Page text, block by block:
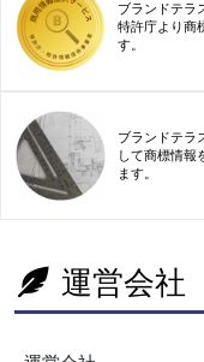
ブランドテラ
特許庁より商
す。
ブランドテラ
して商標情報
ます。
運営会社